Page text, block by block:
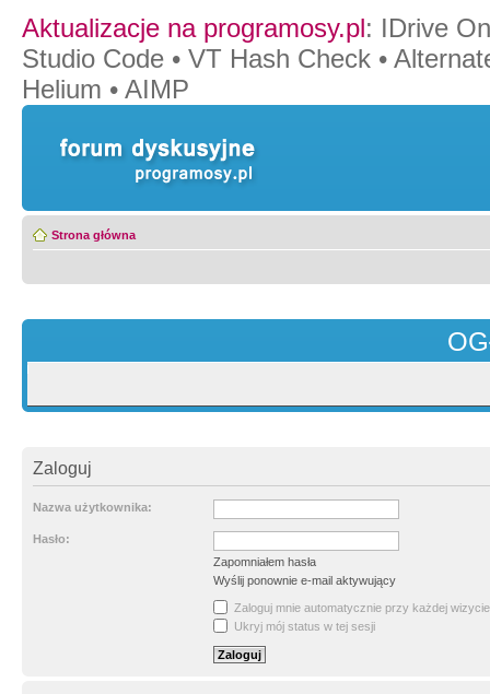
Aktualizacje na programosy.pl: IDrive
Studio Code • VT Hash Check •
Helium • AIMP
Strona główna
Zaloguj
Nazwa użytkownika:
Hasło:
Zapomniałem hasła
Wyślij ponownie e-mail aktywujący
Zaloguj mnie automatycznie przy każdej wizycie
Ukryj mój status w tej sesji